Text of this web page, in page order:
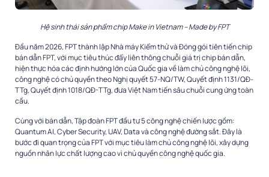
Hệ sinh thái sản phẩm chip Make in Vietnam – Made by FPT
Đầu năm 2026, FPT thành lập Nhà máy Kiểm thử và Đóng gói tiên tiến chip
bán dẫn FPT, với mục tiêu thúc đẩy liên thông chuỗi giá trị chip bán dẫn,
hiện thực hóa các định hướng lớn của Quốc gia về làm chủ công nghệ lõi,
công nghệ có chủ quyền theo Nghị quyết 57-NQ/TW, Quyết định 1131/QĐ-
TTg, Quyết định 1018/QĐ-TTg, đưa Việt Nam tiến sâu chuỗi cung ứng toàn
cầu.
Cùng với bán dẫn, Tập đoàn FPT đầu tư 5 công nghệ chiến lược gồm:
Quantum AI, Cyber Security, UAV, Data và công nghệ đường sắt. Đây là
bước đi quan trọng của FPT với mục tiêu làm chủ công nghệ lõi, xây dựng
nguồn nhân lực chất lượng cao vì chủ quyền công nghệ quốc gia.